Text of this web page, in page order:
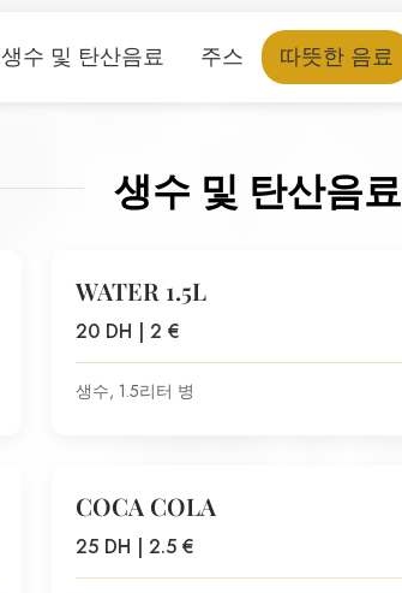
생수 및 탄산음료 주스 따뜻한 음료
생수 및 탄산음료
WATER 1.5L
20 DH | 2 €
생수, 1.5리터 병
COCA COLA
25 DH | 2.5 €